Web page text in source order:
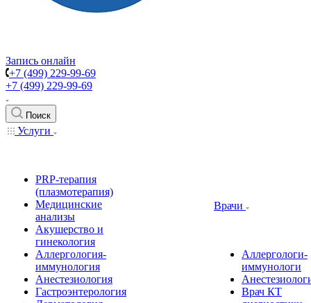
Запись онлайн
+7 (499) 229-99-69
+7 (499) 229-99-69
Поиск
Услуги
PRP-терапия
(плазмотерапия)
Медицинские
анализы
Акушерство и
гинекология
Аллергология-
иммунология
Анестезиология
Гастроэнтерология
Врачи
Аллергологи-
иммунологи
Врач КТ